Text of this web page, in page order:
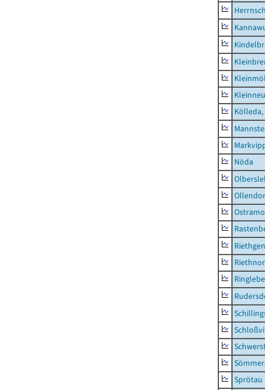
Nöda
Riethgen
Sprötau